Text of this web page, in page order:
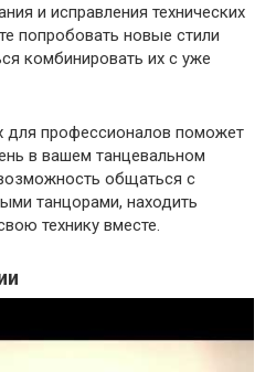
и исправления технических
попробовать новые стили
комбинировать их с уже
для профессионалов поможет
в вашем танцевальном
общаться с
танцорами, находить
технику вместе.